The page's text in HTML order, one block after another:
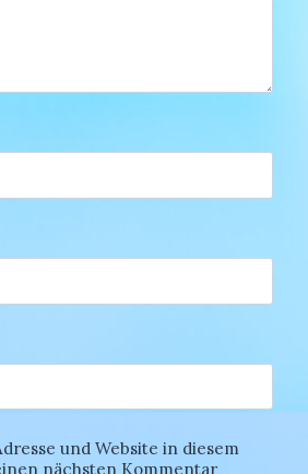
und Website in diesem
nächsten Kommentar